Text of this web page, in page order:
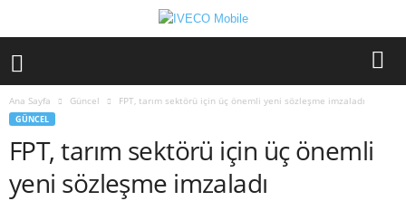
Ana Sayfa Güncel FPT, tarım sektörü için üç önemli yeni sözleşme imzaladı
GÜNCEL
FPT, tarım sektörü için üç önemli
yeni sözleşme imzaladı